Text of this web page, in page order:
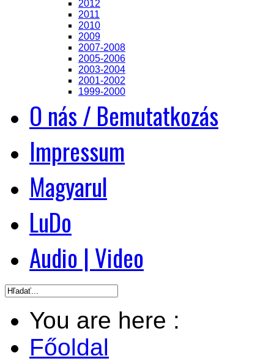
2012
2011
2010
2009
2007-2008
2005-2006
2003-2004
2001-2002
1999-2000
O nás / Bemutatkozás
Impressum
Magyarul
LuDo
Audio | Video
You are here :
Főoldal